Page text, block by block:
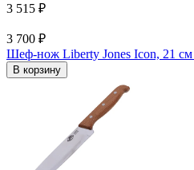
3 515 ₽
3 700 ₽
Шеф-нож Liberty Jones Icon, 21 см
В корзину